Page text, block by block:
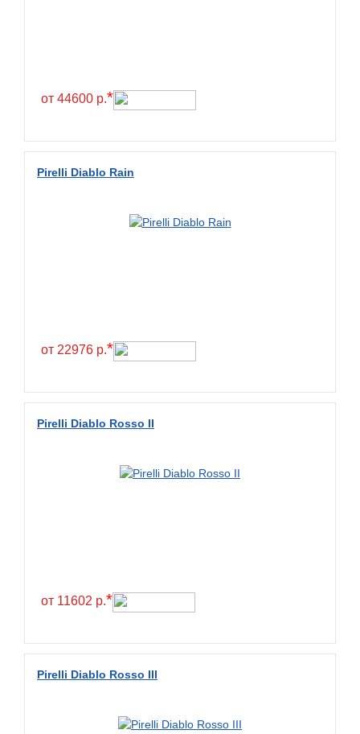
от 44600 р.*
Pirelli Diablo Rain
от 22976 р.*
Pirelli Diablo Rosso II
от 11602 р.*
Pirelli Diablo Rosso III